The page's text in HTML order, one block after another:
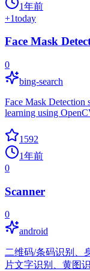
1年前
+1today
Face Mask
0
bing-search
Face Mask Detection
learning using
1592
1年前
0
Scanner
0
android
二维码/条码识别、
片文字识别、黄图